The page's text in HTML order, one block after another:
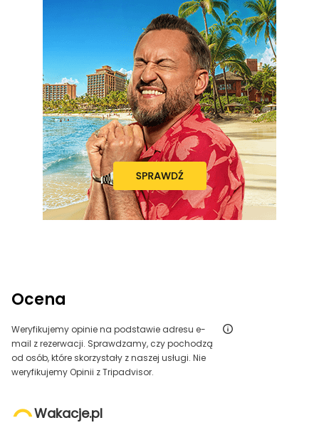
Ocena
Weryfikujemy opinie na podstawie adresu e-
mail z rezerwacji. Sprawdzamy, czy pochodzą
od osób, które skorzystały z naszej usługi. Nie
weryfikujemy Opinii z Tripadvisor.
Wakacje.pl